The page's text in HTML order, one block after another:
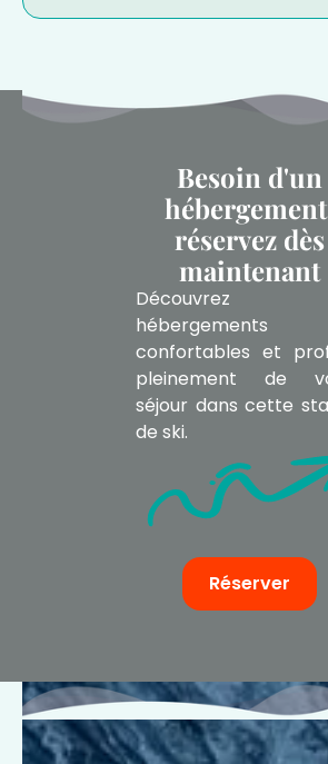
Besoin d'un
réservez dès
maintenant
Découvrez
hébergements
confortables et
pleinement de
séjour dans cette
de ski.
Réserver